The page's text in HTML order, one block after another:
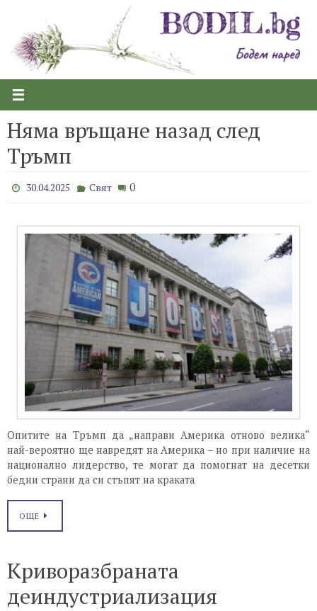
content
Няма връщане назад след
Тръмп
30.04.2025 Свят 0
Опитите на Тръмп да „направи Америка отново велика“
най-вероятно ще навредят на Америка – но при наличие на
национално лидерство, те могат да помогнат на десетки
бедни страни да си стъпят на краката
ОЩЕ
Криворазбраната
деиндустриализация